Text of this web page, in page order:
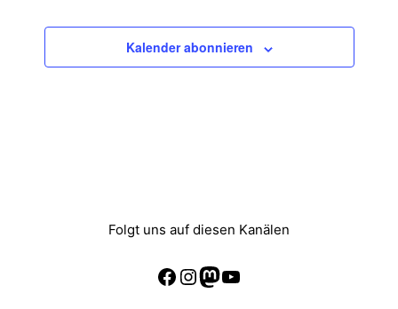
Kalender abonnieren
Folgt uns auf diesen Kanälen
Facebook
Instagram
Mastodon
YouTube